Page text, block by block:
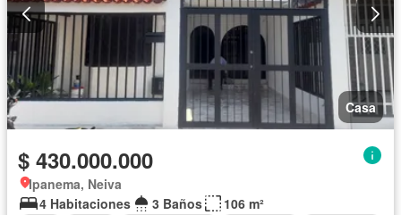
Casa
$ 430.000.000
Ipanema, Neiva
4 Habitaciones
3 Baños
106 m²